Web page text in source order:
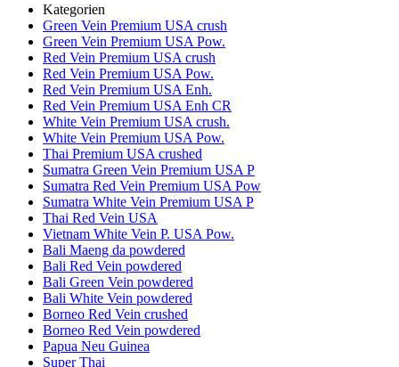
Kategorien
Green Vein Premium USA crush
Green Vein Premium USA Pow.
Red Vein Premium USA crush
Red Vein Premium USA Pow.
Red Vein Premium USA Enh.
Red Vein Premium USA Enh CR
White Vein Premium USA crush.
White Vein Premium USA Pow.
Thai Premium USA crushed
Sumatra Green Vein Premium USA P
Sumatra Red Vein Premium USA Pow
Sumatra White Vein Premium USA P
Thai Red Vein USA
Vietnam White Vein P. USA Pow.
Bali Maeng da powdered
Bali Red Vein powdered
Bali Green Vein powdered
Bali White Vein powdered
Borneo Red Vein crushed
Borneo Red Vein powdered
Papua Neu Guinea
Super Thai